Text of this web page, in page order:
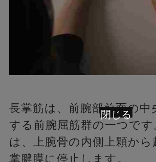
長掌筋は、前腕部前面の中
する前腕屈筋群の一つです
は、上腕骨の内側上顆から
掌腱膜に停止します。
閉じる